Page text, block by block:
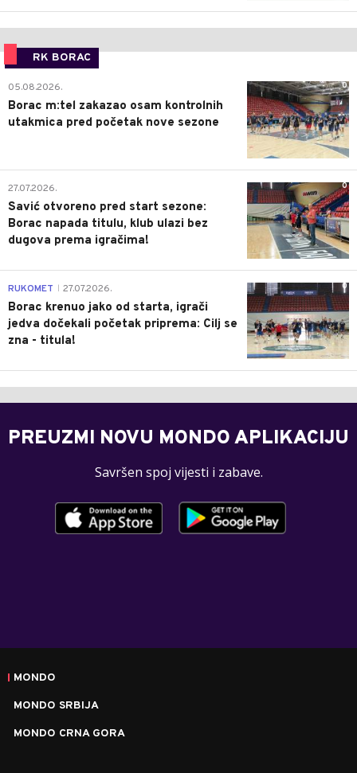
RK BORAC
0
05.08.2026.
Borac m:tel zakazao osam kontrolnih
utakmica pred početak nove sezone
0
27.07.2026.
Savić otvoreno pred start sezone:
Borac napada titulu, klub ulazi bez
dugova prema igračima!
0
RUKOMET 27.07.2026.
Borac krenuo jako od starta, igrači
jedva dočekali početak priprema: Cilj se
zna - titula!
PREUZMI NOVU MONDO APLIKACIJU
Savršen spoj vijesti i zabave.
MONDO
MONDO SRBIJA
MONDO CRNA GORA